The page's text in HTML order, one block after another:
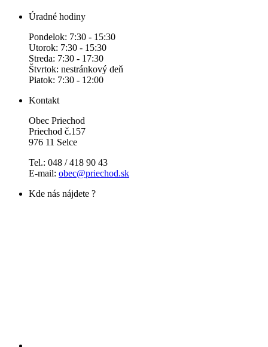
Úradné hodiny
Pondelok: 7:30 - 15:30
Utorok: 7:30 - 15:30
Streda: 7:30 - 17:30
Štvrtok: nestránkový deň
Piatok: 7:30 - 12:00
Kontakt
Obec Priechod
Priechod č.157
976 11 Selce
Tel.: 048 / 418 90 43
E-mail: obec@priechod.sk
Kde nás nájdete ?